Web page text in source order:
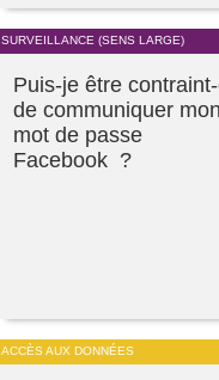
SURVEILLANCE (SENS LARGE)
Puis-je être
de communiquer
mot de passe
Facebook ?
ACCÈS AUX DONNÉES